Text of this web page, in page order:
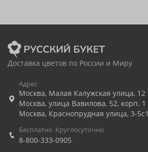
Доставка цветов по России и Миру
Адрес
Москва, Малая Калужская улица, 12
Москва, улица Вавилова, 52, корп. 1
Москва, Краснопрудная улица, 3-5с1
Бесплатно. Круглосуточно
8-800-333-0905